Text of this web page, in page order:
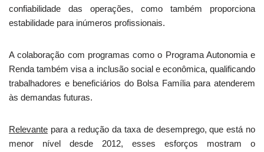
confiabilidade das operações, como também proporciona
estabilidade para inúmeros profissionais.
A colaboração com programas como o Programa Autonomia e
Renda também visa a inclusão social e econômica, qualificando
trabalhadores e beneficiários do Bolsa Família para atenderem
às demandas futuras.
Relevante para a redução da taxa de desemprego, que está no
menor nível desde 2012, esses esforços mostram o